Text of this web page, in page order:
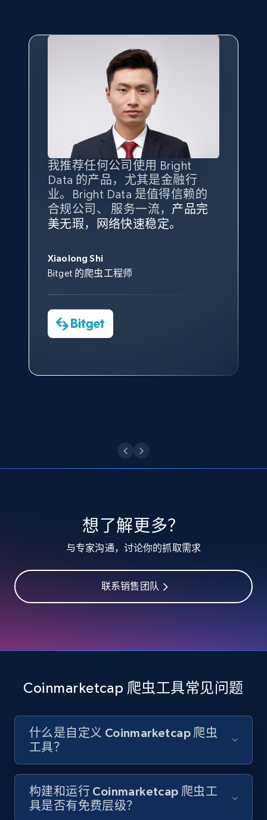
X (formerly Twitter) - Posts
ID, User posted, Name, Description, Date
posted, Photos, URL, Quoted post, and more.
1.2K+ 注册使用
X (formerly Twitter) - Posts - Collecting
Twitter posts URLs
ID, User posted, Name, Description, Date
10.4K+ 1.2K+
X (formerly Twitter) - Posts - Getting x
ID, User posted, Name, Description, Date
posted, Photos, URL, Quoted post, and more.
TikTok - Profiles
Like engagement rate, Bio link, Predicted lang,
Account id, Nickname, Biography, Awg
Like engagement rate, Bio link, Predicted lang,
and more.
URL, Title, Youtuber, Youtuber md5, Video url,
Video length, Likes, Views, and more.
我推荐任何公司使用 Bright
Data 的产品，尤其是金融行
业。Bright Data 是值得信赖的
合规公司、 服务一流， 产品完
美无瑕，网络快速稳定。
Xiaolong Shi
Bitget 的爬虫工程师
Bright Data 拥有自有代理基础
设施，助您持续获取网络数据。
帮助您轻松绕过烦人的验证码
（CAPTCHA）。
数据科学专家
根据我的使用体验，Bright Data
的服务价值不可估量。Bright
共网络数据以满足需求，并通过
其支持团队和开发团队，让我们
Charmagne Cruz
—— Shopee Philippines Inc. 报告与分析、
最重要的是拥有质量 最好、
最多的数据，而这正是 Bright
Data 和 tgndata 发挥作用的地
方。
tgndata 的首席执行官 (CEO)
我们对 Bright Data 的可靠性印
象深刻，对整体服务也非常满
沟通，他的协助对我们非常有帮
助。
Convert Group 的 CTO
我们对与 Bright Data 的合作感
到非常满意。各方面都很不错，
服务和支持团队也非常认可。
想了解更多？
与专家沟通，讨论你的抓取需求
联系销售团队
Coinmarketcap 爬虫工具常见问题
什么是自定义 Coinmarketcap 爬虫
工具？
构建和运行 Coinmarketcap 爬虫工
具是否有免费层级？